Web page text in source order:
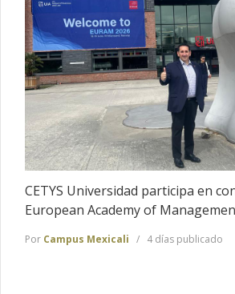
CETYS Universidad participa en
European Academy of
Por Campus Mexicali 4 días publicado